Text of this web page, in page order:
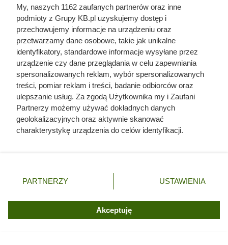
Popiół z pelletu mówi wszystko: 5
sygnałów, że palisz byle czym
My, naszych 1162 zaufanych partnerów oraz inne
podmioty z Grupy KB.pl uzyskujemy dostęp i
przechowujemy informacje na urządzeniu oraz
przetwarzamy dane osobowe, takie jak unikalne
identyfikatory, standardowe informacje wysyłane przez
urządzenie czy dane przeglądania w celu zapewniania
spersonalizowanych reklam, wybór spersonalizowanych
treści, pomiar reklam i treści, badanie odbiorców oraz
ulepszanie usług. Za zgodą Użytkownika my i Zaufani
Partnerzy możemy używać dokładnych danych
geolokalizacyjnych oraz aktywnie skanować
charakterystykę urządzenia do celów identyfikacji.
zmienić/wycofać klikając przycisk ustawień prywatności
znajdujący się w lewym dolnym rogu strony. Niektóre
użytkownika, ale masz prawo sprzeciwić się takiemu
przetwarzaniu. Preferencje będą miały zastosowania tylko
PARTNERZY USTAWIENIA
Akceptuję